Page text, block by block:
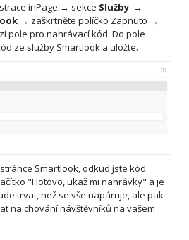
inPage → sekce Služby →
→ zaškrtněte políčko Zapnuto →
pole pro nahrávací kód. Do pole
ze služby Smartlook a uložte.
Smartlook, odkud jste kód
"Hotovo, ukaž mi nahrávky" a je
trvat, než se vše napáruje, ale pak
na chování návštěvníků na vašem